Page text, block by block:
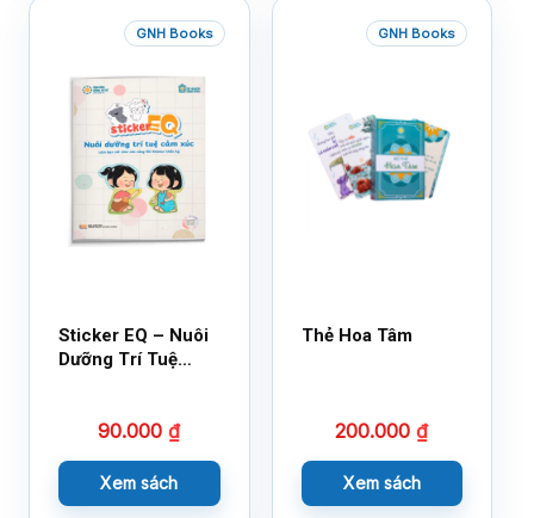
GNH Books
Sticker EQ – Nuôi
Dưỡng Trí Tuệ
Cùng 150 Sticker
90.000₫
Xem sách
GNH Books
Thẻ Hoa Tâm
200.000₫
Xem sách